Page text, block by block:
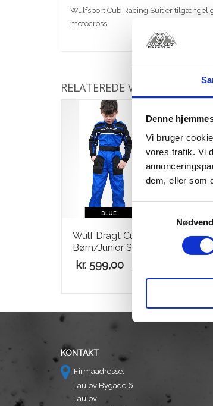
Denne
Vi bruger
vores trafik. Vi
dem, eller som
Samtykkevalg
Wulfsport Cub Racing Suit er
motocross.
RELATEREDE VARER
Wulf Dragt Cub Race Suit
Børn/Junior Sort Str. L
kr. 599,00
KONTAKT
Firmaadresse:
Taulov Bygade 6
Taulov